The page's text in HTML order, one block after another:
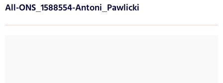
All-ONS_1588554-Antoni_Pawlicki